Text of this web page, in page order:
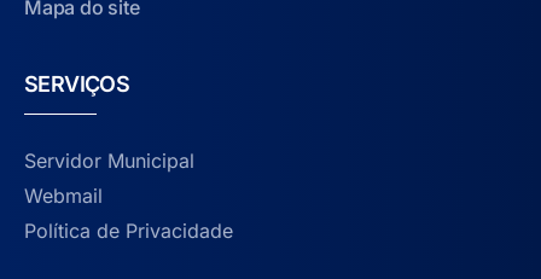
Mapa do site
SERVIÇOS
Servidor Municipal
Webmail
Política de Privacidade